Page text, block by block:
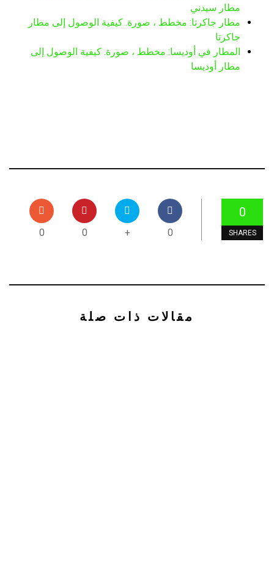
مطار سيدني
مطار جاكرتا: مخطط ، صورة. كيفية الوصول إلى مطار
جاكرتا
المطار في أوديسا: مخطط ، صورة. كيفية الوصول إلى
مطار أوديسا
0
SHARES
0
+
0
0
مقالات ذات صلة